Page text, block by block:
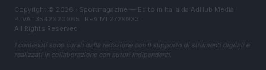
Copyright © 2026 · Sportmagazine — Edito in Italia da AdHub Media
P.IVA 13542920965 · REA MI 2729933
All Rights Reserved
I contenuti sono curati dalla redazione con il supporto di strumenti digitali e
realizzati in collaborazione con autori indipendenti.